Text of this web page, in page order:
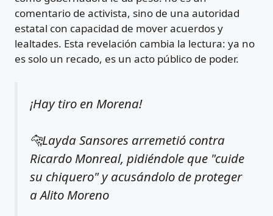
comentario de activista, sino de una autoridad
estatal con capacidad de mover acuerdos y
lealtades. Esta revelación cambia la lectura: ya no
es solo un recado, es un acto público de poder.
¡Hay tiro en Morena!
🐆Layda Sansores arremetió contra
Ricardo Monreal, pidiéndole que "cuide
su chiquero" y acusándolo de proteger
a Alito Moreno